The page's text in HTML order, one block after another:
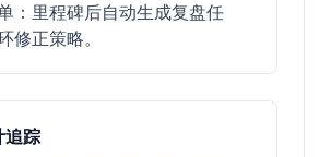
：里程碑后自动生成复盘任
修正策略。
追踪